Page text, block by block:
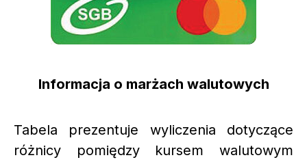
Informacja o marżach walutowych
Tabela prezentuje wyliczenia dotyczące
różnicy pomiędzy kursem walutowym